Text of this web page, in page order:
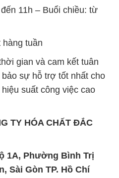
11h – Buổi chiều: từ
hàng tuần
gian và cam kết tuân
sự hỗ trợ tốt nhất cho
suất công việc cao
TY HÓA CHẤT ĐẮC
1A, Phường Bình Trị
Sài Gòn TP. Hồ Chí